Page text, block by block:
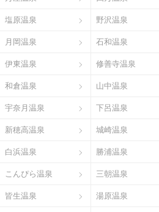
塩原温泉 野沢温泉
月岡温泉 石和温泉
伊東温泉 修善寺温泉
和倉温泉 山中温泉
宇奈月温泉 下呂温泉
新穂高温泉 城崎温泉
白浜温泉 勝浦温泉
こんぴら温泉 三朝温泉
皆生温泉 湯原温泉